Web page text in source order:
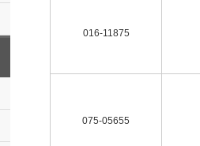
016-11875
075-05655